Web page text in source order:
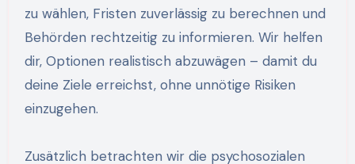
zu wählen, Fristen zuverlässig zu berechnen und
Behörden rechtzeitig zu informieren. Wir helfen
dir, Optionen realistisch abzuwägen – damit du
deine Ziele erreichst, ohne unnötige Risiken
einzugehen.
Zusätzlich betrachten wir die psychosozialen